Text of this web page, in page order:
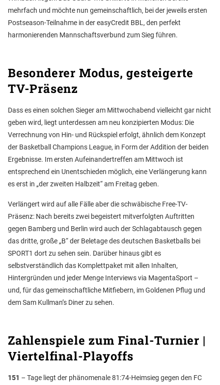
mehrfach und möchte nun gemeinschaftlich, bei der jeweils ersten
Postseason-Teilnahme in der easyCredit BBL, den perfekt
harmonierenden Mannschaftsverbund zum Sieg führen.
Besonderer Modus, gesteigerte
TV-Präsenz
Dass es einen solchen Sieger am Mittwochabend vielleicht gar nicht
geben wird, liegt unterdessen am neu konzipierten Modus: Die
Verrechnung von Hin- und Rückspiel erfolgt, ähnlich dem Konzept
der Basketball Champions League, in Form der Addition der beiden
Ergebnisse. Im ersten Aufeinandertreffen am Mittwoch ist
entsprechend ein Unentschieden möglich, eine Verlängerung kann
es erst in „der zweiten Halbzeit“ am Freitag geben.
Verlängert wird auf alle Fälle aber die schwäbische Free-TV-
Präsenz: Nach bereits zwei begeistert mitverfolgten Auftritten
gegen Bamberg und Berlin wird auch der Schlagabtausch gegen
das dritte, große „B“ der Beletage des deutschen Basketballs bei
SPORT1 dort zu sehen sein. Darüber hinaus gibt es
selbstverständlich das Komplettpaket mit allen Inhalten,
Hintergründen und jeder Menge Interviews via MagentaSport –
und, für das gemeinschaftliche Mitfiebern, im Goldenen Pflug und
dem Sam Kullman’s Diner zu sehen.
Zahlenspiele zum Final-Turnier |
Viertelfinal-Playoffs
151 – Tage liegt der phänomenale 81:74-Heimsieg gegen den FC